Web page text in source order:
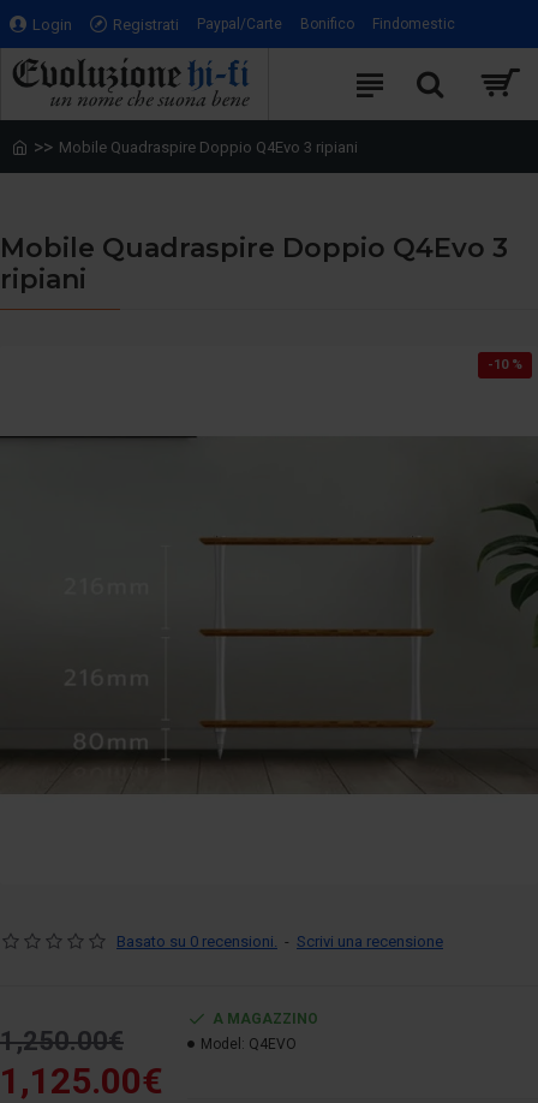
Login Registrati Paypal/Carte Bonifico Findomestic
Mobile Quadraspire Doppio Q4Evo 3 ripiani
Mobile Quadraspire Doppio Q4Evo 3
ripiani
-10 %
Basato su 0 recensioni. - Scrivi una recensione
1,125.00€
1,250.00€
A MAGAZZINO
Model: Q4EVO